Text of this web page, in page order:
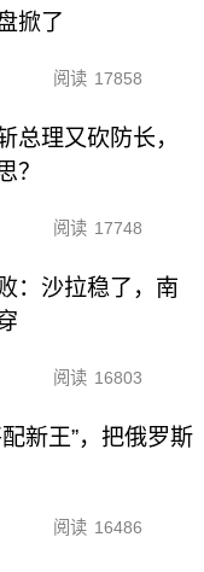
掀了
阅读 17858
总理又砍防长，
？
阅读 17748
：沙拉稳了，南
阅读 16803
新王”，把俄罗斯
阅读 16486